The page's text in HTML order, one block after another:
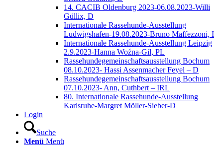
14. CACIB Oldenburg 2023-06.08.2023-Willi
Güllix, D
Internationale Rassehunde-Ausstellung
Ludwigshafen-19.08.2023-Bruno Maffezzoni, I
Internationale Rassehunde-Ausstellung Leipzig
2.9.2023-Hanna Woźna-Gil, PL
Rassehundegemeinschaftsausstellung Bochum
08.10.2023- Hassi Assenmacher Feyel – D
Rassehundegemeinschaftsausstellung Bochum
07.10.2023- Ann, Cuthbert – IRL
80. Internationale Rassehunde-Ausstellung
Karlsruhe-Margret Möller-Sieber-D
Login
Suche
Menü Menü